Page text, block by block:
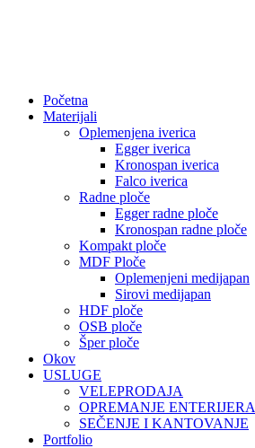
Početna
Materijali
Oplemenjena iverica
Egger iverica
Kronospan iverica
Falco iverica
Radne ploče
Egger radne ploče
Kronospan radne ploče
Kompakt ploče
MDF Ploče
Oplemenjeni medijapan
Sirovi medijapan
HDF ploče
OSB ploče
Šper ploče
Okov
USLUGE
VELEPRODAJA
OPREMANJE ENTERIJERA
SEČENJE I KANTOVANJE
Portfolio